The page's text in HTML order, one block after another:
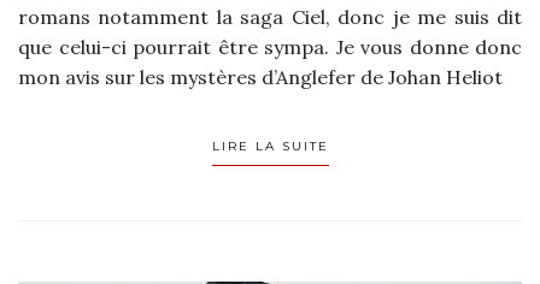
romans notamment la saga Ciel, donc je me suis dit
que celui-ci pourrait être sympa. Je vous donne donc
mon avis sur les mystères d’Anglefer de Johan Heliot
LIRE LA SUITE